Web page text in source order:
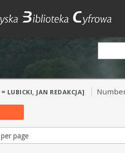
LUBICKI, JAN REDAKCJA]
page